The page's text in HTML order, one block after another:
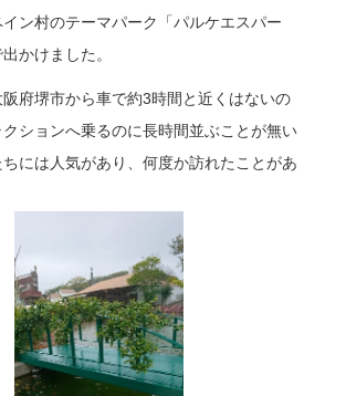
ン村のテーマパーク「パルケエスパー
かけました。
府堺市から車で約3時間と近くはないの
ションへ乗るのに長時間並ぶことが無い
には人気があり、何度か訪れたことがあ